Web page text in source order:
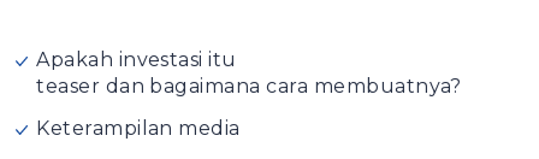
Apakah investasi itu
teaser dan bagaimana cara membuatnya?
Keterampilan media